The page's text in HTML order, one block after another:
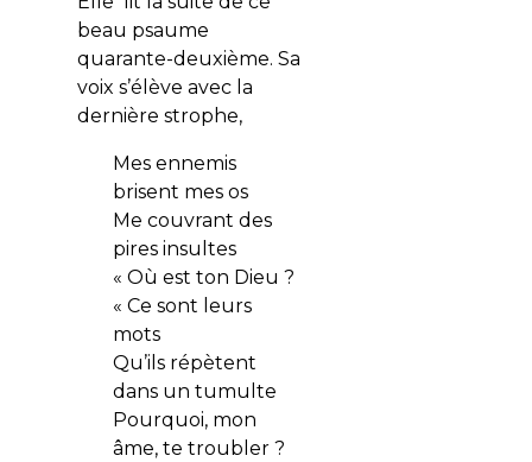
beau psaume
quarante-deuxième. Sa
voix s’élève avec la
dernière strophe,
Mes ennemis
brisent mes os
Me couvrant des
pires insultes
« Où est ton Dieu ?
« Ce sont leurs
mots
Qu’ils répètent
dans un tumulte
Pourquoi, mon
âme, te troubler ?